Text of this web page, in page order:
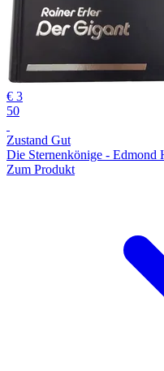
€ 3
50
Zustand Gut
Die Sternenkönige - Edmond
Zum Produkt